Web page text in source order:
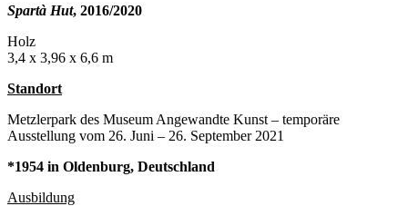
Spartà Hut, 2016/2020
Holz
3,4 x 3,96 x 6,6 m
Standort
Metzlerpark des Museum Angewandte Kunst – temporäre
Ausstellung vom 26. Juni – 26. September 2021
*1954 in Oldenburg, Deutschland
Ausbildung